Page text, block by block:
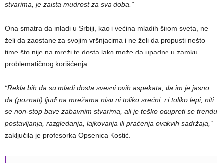
stvarima, je zaista mudrost za sva doba.”
Ona smatra da mladi u Srbiji, kao i većina mladih širom sveta, ne
želi da zaostane za svojim vršnjacima i ne želi da propusti nešto
time što nije na mreži te dosta lako može da upadne u zamku
problematičnog korišćenja.
“Rekla bih da su mladi dosta svesni ovih aspekata, da im je jasno
da (poznati) ljudi na mrežama nisu ni toliko srećni, ni toliko lepi, niti
se non-stop bave zabavnim stvarima, ali je teško odupreti se trendu
postavljanja, razgledanja, lajkovanja ili praćenja ovakvih sadržaja,“
zaključila je profesorka Opsenica Kostić.